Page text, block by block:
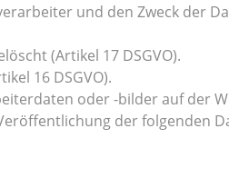
und den Zweck der
(Artikel 17 DSGVO).
16 DSGVO).
oder -bilder auf der
der folgenden